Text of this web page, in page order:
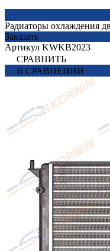
Радиаторы охлаждения
Заказать
Артикул KWKB2023
СРАВНИТЬ
В СРАВНЕНИИ